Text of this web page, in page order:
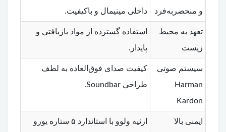
و منحصربه‌فرد
داخلی مینیمال و باکیفیت.
تعهد به محیط
زیست
استفاده گسترده از مواد بازیافتی و
پایدار.
سیستم صوتی
Harman
Kardon
کیفیت صدای فوق‌العاده به لطف
طراحی Soundbar.
ایمنی بالا
ارثیه ولوو با استاندارد ۵ ستاره یورو